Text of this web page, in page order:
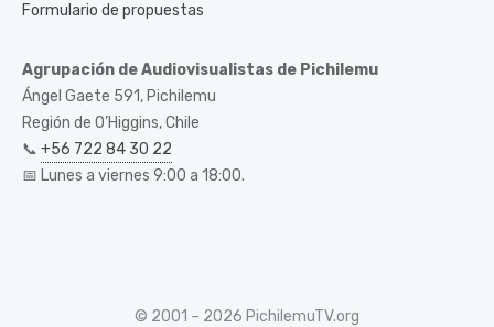
Formulario de propuestas
Agrupación de Audiovisualistas de Pichilemu
Ángel Gaete 591, Pichilemu
Región de O’Higgins, Chile
📞 +56 722 84 30 22
📅 Lunes a viernes 9:00 a 18:00.
© 2001 – 2026 PichilemuTV.org